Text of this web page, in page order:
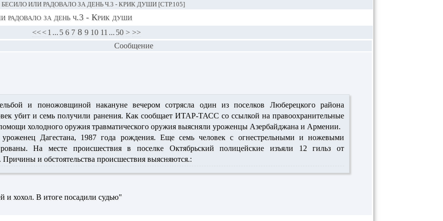
ИЛИ РАДОВАЛО ЗА ДЕНЬ Ч.3 - КРИК ДУШИ [СТР.105]
радовало за день ч.3 - Крик души
<< < 1 ... 5 6 7 8 9 10 11 ... 50 > >>
Сообщение
и поножовщиной накануне вечером сотрясла один из поселков Люберецкого района
убит и семь получили ранения. Как сообщает ИТАР-ТАСС со ссылкой на правоохранительные
холодного оружия травматического оружия выясняли уроженцы Азербайджана и Армении.
Дагестана, 1987 года рождения. Еще семь человек с огнестрельными и ножевыми
На месте происшествия в поселке Октябрьский полицейские изъяли 12 гильз от
Причины и обстоятельства происшествия выясняются.:
и хохол. В итоге посадили судью"